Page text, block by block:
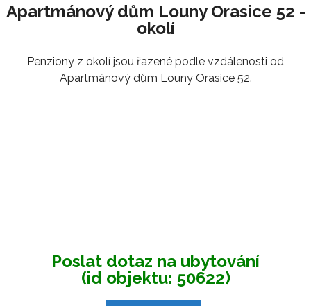
Apartmánový dům Louny Orasice 52 -
okolí
Penziony z okolí jsou řazené podle vzdálenosti od
Apartmánový dům Louny Orasice 52.
Poslat dotaz na ubytování
(id objektu: 50622)